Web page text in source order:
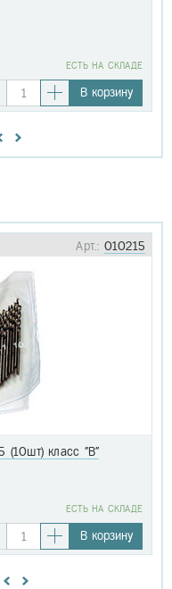
EСТЬ НА СКЛАДЕ
В корзину
Арт.: 010215
(10шт) класс "В"
EСТЬ НА СКЛАДЕ
В корзину